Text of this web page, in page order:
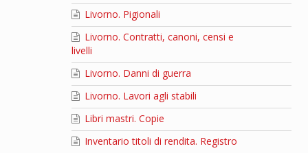
Livorno. Pigionali
Livorno. Contratti, canoni, censi e
livelli
Livorno. Danni di guerra
Livorno. Lavori agli stabili
Libri mastri. Copie
Inventario titoli di rendita. Registro